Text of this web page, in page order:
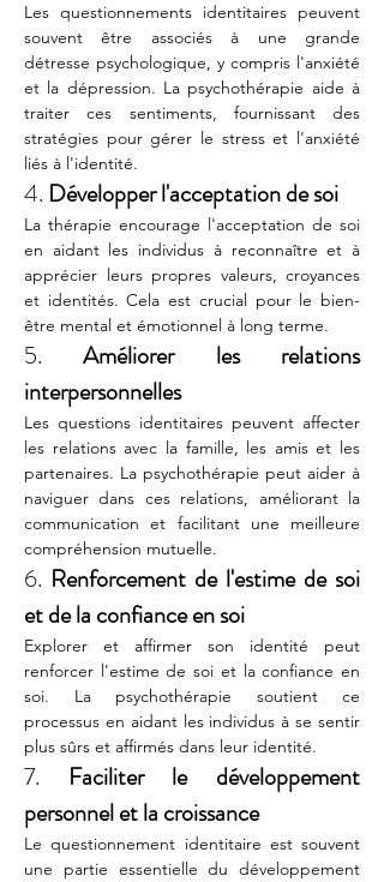
Les questionnements identitaires peuvent
souvent être associés à une grande
détresse psychologique, y compris l'anxiété
et la dépression. La psychothérapie aide à
traiter ces sentiments, fournissant des
stratégies pour gérer le stress et l'anxiété
liés à l'identité.
4. Développer l'acceptation de soi
La thérapie encourage l'acceptation de soi
en aidant les individus à reconnaître et à
apprécier leurs propres valeurs, croyances
et identités. Cela est crucial pour le bien-
être mental et émotionnel à long terme.
5. Améliorer les relations
interpersonnelles
Les questions identitaires peuvent affecter
les relations avec la famille, les amis et les
partenaires. La psychothérapie peut aider à
naviguer dans ces relations, améliorant la
communication et facilitant une meilleure
compréhension mutuelle.
6. Renforcement de l'estime de soi
et de la confiance en soi
Explorer et affirmer son identité peut
renforcer l'estime de soi et la confiance en
soi. La psychothérapie soutient ce
processus en aidant les individus à se sentir
plus sûrs et affirmés dans leur identité.
7. Faciliter le développement
personnel et la croissance
Le questionnement identitaire est souvent
une partie essentielle du développement